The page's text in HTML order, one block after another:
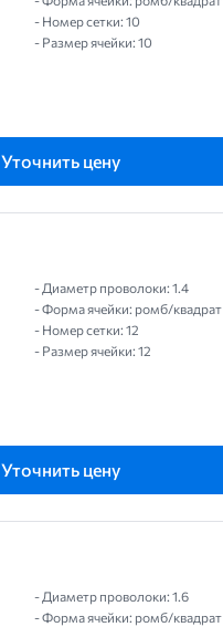
- Номер сетки: 10
- Размер ячейки: 10
Уточнить цену
- Диаметр проволоки: 1.4
- Форма ячейки: ромб/квадрат
- Номер сетки: 12
- Размер ячейки: 12
Уточнить цену
- Диаметр проволоки: 1.6
- Форма ячейки: ромб/квадрат